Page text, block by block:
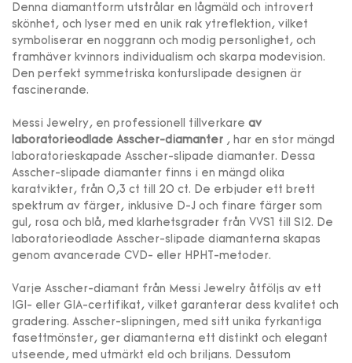
Denna diamantform utstrålar en lågmäld och introvert
skönhet, och lyser med en unik rak ytreflektion, vilket
symboliserar en noggrann och modig personlighet, och
framhäver kvinnors individualism och skarpa modevision.
Den perfekt symmetriska konturslipade designen är
fascinerande.
Messi Jewelry, en professionell tillverkare av
laboratorieodlade Asscher-diamanter , har en stor mängd
laboratorieskapade Asscher-slipade diamanter. Dessa
Asscher-slipade diamanter finns i en mängd olika
karatvikter, från 0,3 ct till 20 ct. De erbjuder ett brett
spektrum av färger, inklusive D-J och finare färger som
gul, rosa och blå, med klarhetsgrader från VVS1 till SI2. De
laboratorieodlade Asscher-slipade diamanterna skapas
genom avancerade CVD- eller HPHT-metoder.
Varje Asscher-diamant från Messi Jewelry åtföljs av ett
IGI- eller GIA-certifikat, vilket garanterar dess kvalitet och
gradering. Asscher-slipningen, med sitt unika fyrkantiga
fasettmönster, ger diamanterna ett distinkt och elegant
utseende, med utmärkt eld och briljans. Dessutom